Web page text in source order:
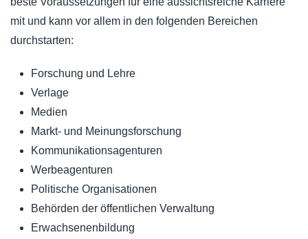
mit und kann vor allem in den folgenden Bereichen
durchstarten:
Forschung und Lehre
Verlage
Medien
Markt- und Meinungsforschung
Kommunikationsagenturen
Werbeagenturen
Politische Organisationen
Behörden der öffentlichen Verwaltung
Erwachsenenbildung